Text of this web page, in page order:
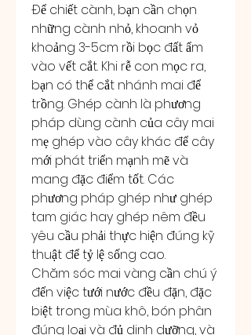
Để chiết cành, bạn cần chọn
những cành nhỏ, khoanh vỏ
khoảng 3-5cm rồi bọc đất ẩm
vào vết cắt. Khi rễ con mọc ra,
bạn có thể cắt nhánh mai để
trồng. Ghép cành là phương
pháp dùng cành của cây mai
mẹ ghép vào cây khác để cây
mới phát triển mạnh mẽ và
mang đặc điểm tốt. Các
phương pháp ghép như ghép
tam giác hay ghép nêm đều
yêu cầu phải thực hiện đúng kỹ
thuật để tỷ lệ sống cao.
Chăm sóc mai vàng cần chú ý
đến việc tưới nước đều đặn, đặc
biệt trong mùa khô, bón phân
đúng loại và đủ dinh dưỡng, và